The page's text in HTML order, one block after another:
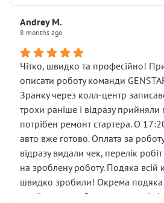
Для людини, яка хоча б трохи
це звучить як мінімум
спроба продати дорогий вузол
ущільнювачів.
Що прикро — це не перший мій
вас стартер, і тоді сервіс наче
враження. Але згодом знайшов
лобовим склом. Мені пояснили, що
відкручували”, і попросили не
новий власник, не застяг в полі))
Але після нинішнього візиту такі
здаються дрібницями.
Я — клієнт, який працює на довірі,
Andrey M.
8 months ago
Чітко, швидко та професійно!
описати роботу команди
Зранку через колл-центр
трохи раніше і відразу
потрібен ремонт стартера. О
авто вже готово. Оплата за
відразу видали чек, перелік
на зроблену роботу. Подяка всій
швидко зробили! Окрема подяка
приймальнику Олександру: всі